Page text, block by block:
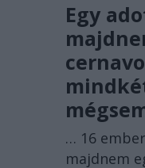
Egy
… 16
majdnem